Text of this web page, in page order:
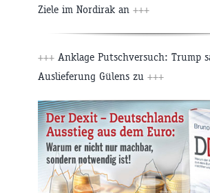
Ziele im Nordirak an +++
+++ Anklage Putschversuch: Trump
Auslieferung Gülens zu +++